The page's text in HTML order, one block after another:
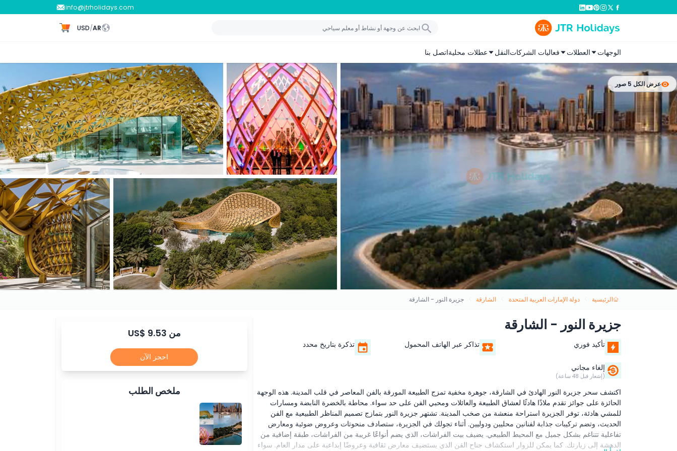
info@jtrholidays.com
AR
/
USD
الوجهات العطلات فعاليات الشركاتالنقل عطلات محليةاتصل بنا
عرض الكل 5 صور
الرئيسية دولة الإمارات العربية المتحدة الشارقة جزيرة النور - الشارقة
جزيرة النور - الشارقة
تأكيد فوري تذاكر عبر الهاتف المحمول تذكرة بتاريخ محدد
إلغاء مجاني
(إشعار قبل 48 ساعة)
اكتشف سحر جزيرة النور الهادئ في الشارقة، جوهرة مخفية تمزج الطبيعة المورقة بالفن المعاصر في قلب المدينة. هذه الوجهة
الحائزة على جوائز تقدم ملاذًا هادئًا لعشاق الطبيعة والعائلات ومحبي الفن على حد سواء. محاطة بالخضرة النابضة ومسارات
للمشي هادئة، توفر الجزيرة استراحة منعشة من صخب المدينة. تشتهر جزيرة النور بتمازج تصميم المناظر الطبيعية مع الفن
الحديث، وتضم تركيبات جذابة لفنانين محليين ودوليين. أثناء تجولك في الجزيرة، ستصادف منحوتات وعروض ضوئية ومعارض
تفاعلية تتناغم بشكل جميل مع المحيط الطبيعي. يضيف بيت الفراشات، الذي يضم أنواعًا غريبة من الفراشات، طبقة إضافية من
الدهشة إلى زيارتك. كما يمكن للزوار استكشاف جناح الفن الذي يستضيف معارض ثقافية وعروضًا إبداعية على مدار العام. سواء
من US$ 9.53
احجز الآن
ملخص الطلب